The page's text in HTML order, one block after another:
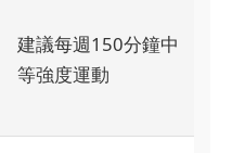
建議每週150分鐘中
等強度運動